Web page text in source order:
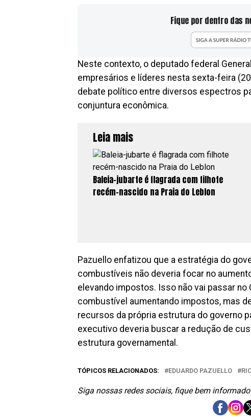
Fique por dentro das
Neste contexto, o deputado federal
empresários e líderes nesta sexta-feira
debate político entre diversos espectros
conjuntura econômica.
Leia mais
Baleia-jubarte é flagrada com filhote
recém-nascido na Praia do Leblon
Pazuello enfatizou que a estratégia do
combustíveis não deveria focar no
elevando impostos. Isso não vai passar
combustível aumentando impostos, mas
recursos da própria estrutura do governo
executivo deveria buscar a redução de
estrutura governamental.
TÓPICOS RELACIONADOS: EDUARDO PAZUELLO
Siga nossas redes sociais, fique bem